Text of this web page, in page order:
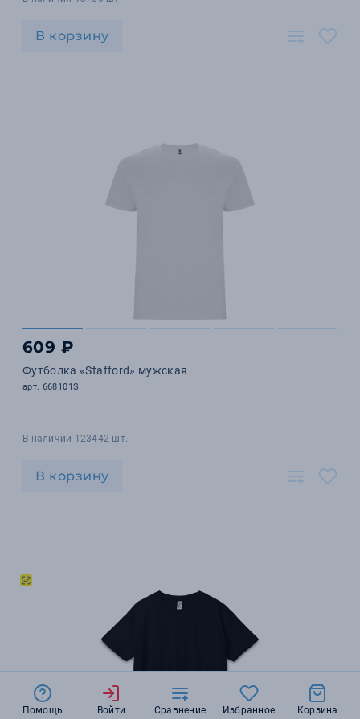
В корзину
609 ₽
Футболка «Stafford» мужская
арт. 668101S
В наличии 123442 шт.
В корзину
Помощь Войти Сравнение Избранное Корзина